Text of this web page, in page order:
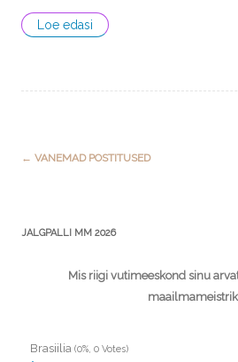
Loe edasi
Post
← VANEMAD POSTITUSED
JALGPALLI MM 2026
Mis riigi vutimeeskond sinu
Brasiilia (0%, 0 Votes)